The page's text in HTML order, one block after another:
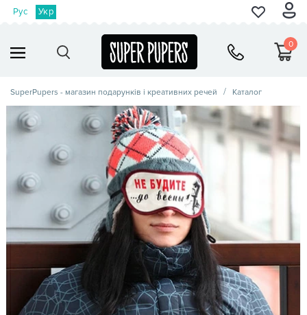
Рус Укр
0
SuperPupers - магазин подарунків і креативних речей Каталог